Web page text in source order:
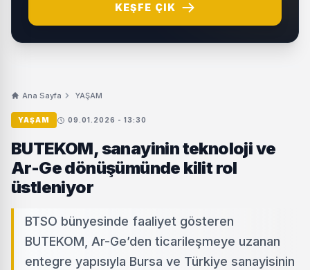
KEŞFE ÇIK
Ana Sayfa YAŞAM
YAŞAM 09.01.2026 - 13:30
BUTEKOM, sanayinin teknoloji ve
Ar-Ge dönüşümünde kilit rol
üstleniyor
BTSO bünyesinde faaliyet gösteren
BUTEKOM, Ar-Ge’den ticarileşmeye uzanan
entegre yapısıyla Bursa ve Türkiye sanayisinin